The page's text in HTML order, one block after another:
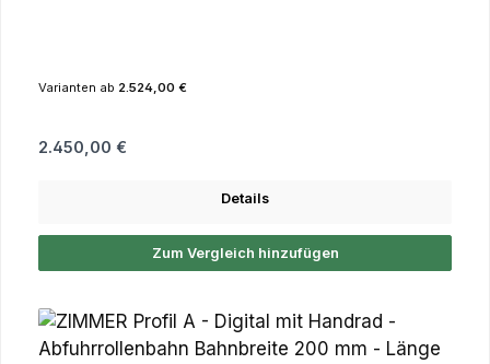
Varianten ab 2.524,00 €
Regulärer Preis:
2.450,00 €
Details
Zum Vergleich hinzufügen